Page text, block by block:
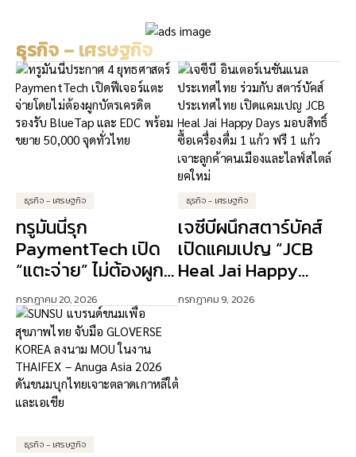
สมาร์ทโฟน 5G เร็วแรง ที่
ธุรกิจ – เศรษฐกิจ
ธุรกิจ - เศรษฐกิจ
ทรูมันนี่รุก
PaymentTech เปิด
“แตะจ่าย” ไม่ต้องผูก
บัตรเครดิต ปักธง AI
ขับเคลื่อนการเงิน
ดิจิทัล
กรกฎาคม 20, 2026
ธุรกิจ - เศรษฐกิจ
เจซีบีผนึกสตาร์บัคส์
เปิดแคมเปญ “JCB
Heal Jai Happy
Days” ดัน Lifestyle
Experience เจาะ
กรกฎาคม 9, 2026
ธุรกิจ - เศรษฐกิจ